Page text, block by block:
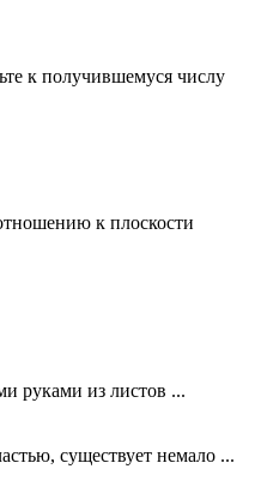
к получившемуся числу
к плоскости
руками из листов ...
существует немало ...